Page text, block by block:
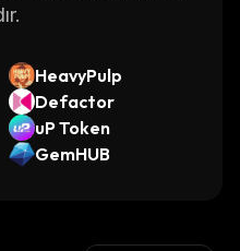
HeavyPulp
Defactor
uP Token
GemHUB